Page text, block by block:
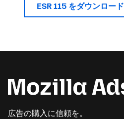
ESR 115 をダウンロード
広告の購入に信頼を。